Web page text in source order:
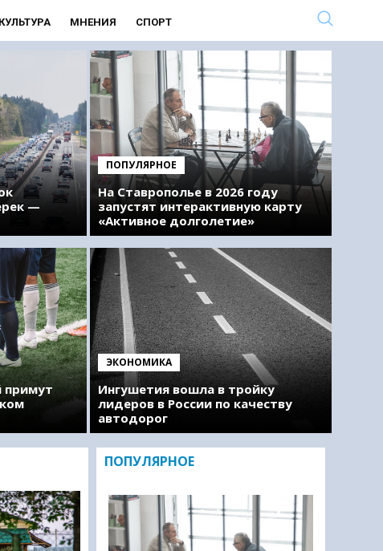
КУЛЬТУРА МНЕНИЯ СПОРТ
—
примут
ПОПУЛЯРНОЕ
На Ставрополье в 2026 году
запустят интерактивную карту
«Активное долголетие»
ЭКОНОМИКА
Ингушетия вошла в тройку
лидеров в России по качеству
автодорог
ПОПУЛЯРНОЕ